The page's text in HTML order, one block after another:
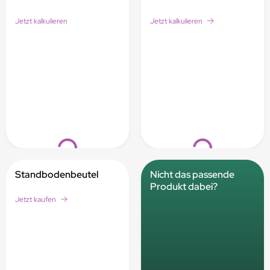
Loading...
Jetzt kalkulieren
Loading...
Jetzt kalkulieren
Standbodenbeutel
Jetzt kaufen
Nicht das passende
Produkt dabei?